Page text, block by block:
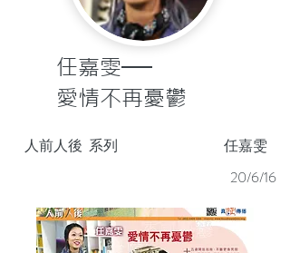
任嘉雯──
愛情不再憂鬱
任嘉雯
人前人後 系列
20/6/16